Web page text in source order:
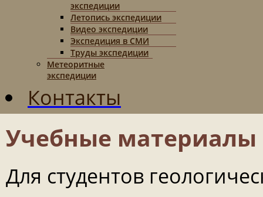
экспедиции
Летопись экспедиции
Видео экспедиции
Экспедиция в СМИ
Труды экспедиции
Метеоритные
экспедиции
Контакты
Учебные материалы
Для студентов